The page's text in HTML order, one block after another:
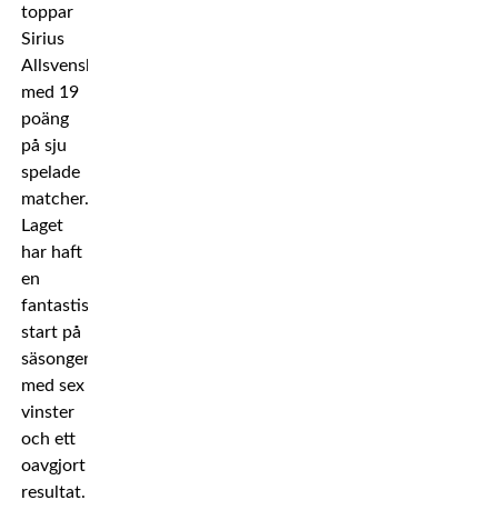
toppar
Sirius
Allsvenskan
med 19
poäng
på sju
spelade
matcher.
Laget
har haft
en
fantastisk
start på
säsongen
med sex
vinster
och ett
oavgjort
resultat.